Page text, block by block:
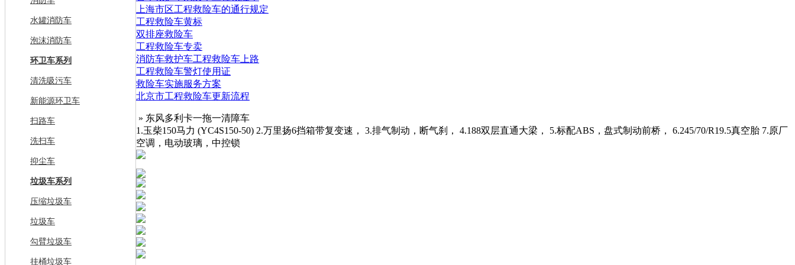
水罐消防车
泡沫消防车
环卫车系列
清洗吸污车
新能源环卫车
扫路车
洗扫车
抑尘车
垃圾车系列
压缩垃圾车
垃圾车
勾臂垃圾车
挂桶垃圾车
上海市区工程救险车的通行规定
工程救险车黄标
双排座救险车
工程救险车专卖
消防车救护车工程救险车上路
工程救险车警灯使用证
救险车实施服务方案
北京市工程救险车更新流程
» 东风多利卡一拖一清障车
1.玉柴150马力 (YC4S150-50) 2.万里扬6挡箱带复变速， 3.排气制动，断气刹， 4.188双层直通大梁， 5.标配ABS，盘式制动前桥， 6.245/70/R19.5真空胎 7.原厂
空调，电动玻璃，中控锁